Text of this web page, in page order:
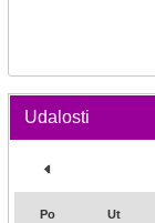
Udalosti
Po Ut